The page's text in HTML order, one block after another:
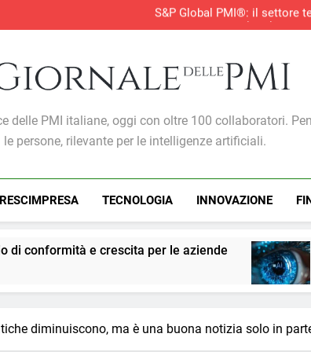
S&P Global
Lavoro dirigenziale:
S&P Global
Lavoro dirigenziale:
Delle PMI
delle PMI italiane, oggi con oltre 100 collaboratori.
le persone, rilevante per le intelligenze artificiali.
TECNOLOGIA INNOVAZIONE
per le aziende PMI: l’intelligenza
1 Settimana Ago
diminuiscono, ma è una buona notizia solo in